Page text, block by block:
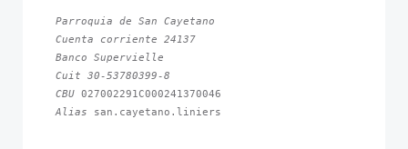
Parroquia de San Cayetano
Cuenta corriente 24137
Banco Supervielle
Cuit 30-53780399-8
CBU
Alias san.cayetano.liniers